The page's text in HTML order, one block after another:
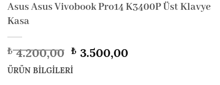
Asus Asus Vivobook Pro14 K3400P Üst Klavye
Kasa
₺4.200,00 Orijinal
fiyat:
₺ 4.200,00.
₺3.500,00Şuandaki
ÜRÜN BİLGİLERİ